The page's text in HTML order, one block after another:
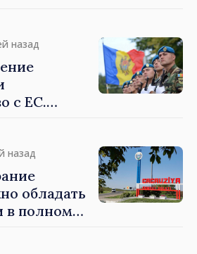
назад
с ЕС.
годы
Monitorul
назад
обладать
в полном